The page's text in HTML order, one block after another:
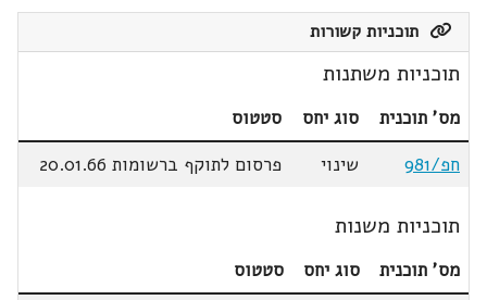
תוכניות קשורות
תוכניות משתנות
מס' תוכנית סוג יחס
סטטוס
חפ/981
שינוי פרסום לתוקף ברשומות 20.01.66
תוכניות משנות
מס' תוכנית סוג יחס
סטטוס